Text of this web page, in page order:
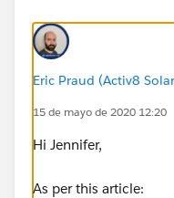
Eric Praud (Activ8
15 de mayo de 2020 12:20
Hi Jennifer,
As per this article: